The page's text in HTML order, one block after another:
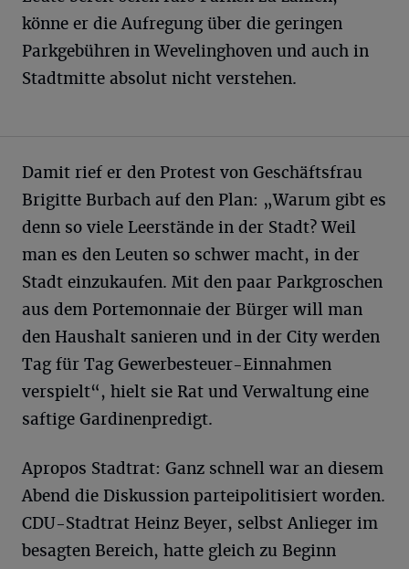
könne er die Aufregung über die geringen
Parkgebühren in Wevelinghoven und auch in
Stadtmitte absolut nicht verstehen.
Damit rief er den Protest von Geschäftsfrau
Brigitte Burbach auf den Plan: „Warum gibt es
denn so viele Leerstände in der Stadt? Weil
man es den Leuten so schwer macht, in der
Stadt einzukaufen. Mit den paar Parkgroschen
aus dem Portemonnaie der Bürger will man
den Haushalt sanieren und in der City werden
Tag für Tag Gewerbesteuer-Einnahmen
verspielt“, hielt sie Rat und Verwaltung eine
saftige Gardinenpredigt.
Apropos Stadtrat: Ganz schnell war an diesem
Abend die Diskussion parteipolitisiert worden.
CDU-Stadtrat Heinz Beyer, selbst Anlieger im
besagten Bereich, hatte gleich zu Beginn